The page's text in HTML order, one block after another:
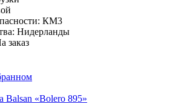
КМ3
Нидерланды
заказ